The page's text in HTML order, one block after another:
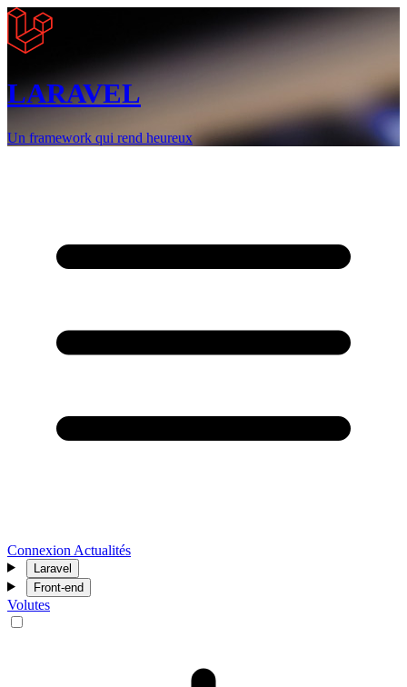
LARAVEL
Un framework qui rend heureux
Connexion Actualités
Laravel
Front-end
Volutes